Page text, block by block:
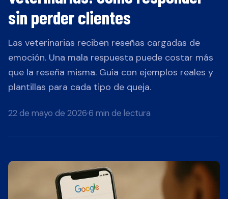
sin perder clientes
Las veterinarias reciben reseñas cargadas de
emoción. Una mala respuesta puede costar más
que la reseña misma. Guía con ejemplos reales y
plantillas para cada tipo de queja.
22 de mayo de 2026·6 min de lectura